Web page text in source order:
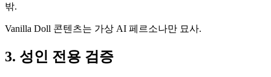
밖.
Vanilla Doll 콘텐츠는 가상 AI 페르소나만 묘사.
3. 성인 전용 검증